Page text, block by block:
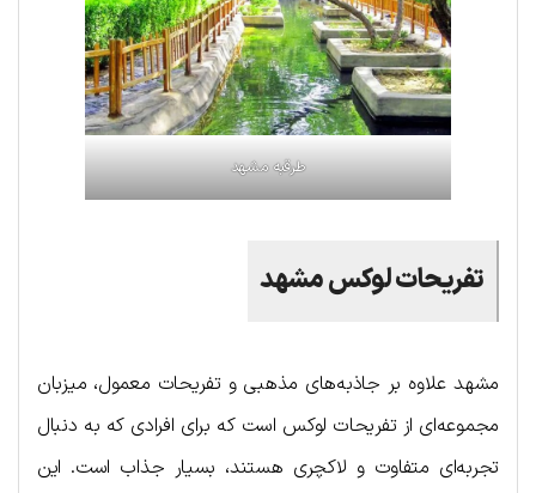
طرقبه مشهد
تفریحات لوکس مشهد
مشهد علاوه بر جاذبه‌های مذهبی و تفریحات معمول، میزبان
مجموعه‌ای از تفریحات لوکس است که برای افرادی که به دنبال
تجربه‌ای متفاوت و لاکچری هستند، بسیار جذاب است. این